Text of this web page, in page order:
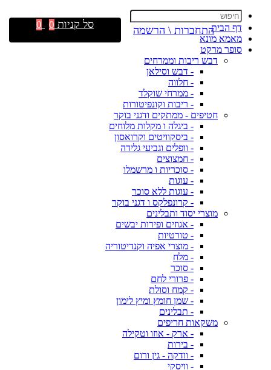
דף הבית
מאמא מונא
סופר מרקט
דבש ריבות וממרחים
- דבש וסילאן
- חלווה
- ממרחי שוקלד
- ריבות וקונפיטורות
חטיפים - ממתקים ודגני בוקר
- ביגלה ו מקלות מלוחים
- ביסקוויטים וקרואסון
- וופלים וגביעי גלידה
- חמצוצים
- סוכריות ו מרשמלו
- עוגות
- עוגות ללא סוכר
- קרונפלקס ו דגני בוקר
מוצרי יסוד ותבלינים
- אגוזים ופירות יבשים
- טורטיות
- מוצרי אפיה וקנדיטוריה
- מלח
- סוכר
- פרורי לחם
- קמח וסולת
- שמן חומץ ומיץ לימון
- תבלינים
משקאות חריפים
- ארק - אוזו וטקילה
- בירות
- וודקה - גין ורום
- וויסקי
התחברות \ הרשמה סל קניות 0
0